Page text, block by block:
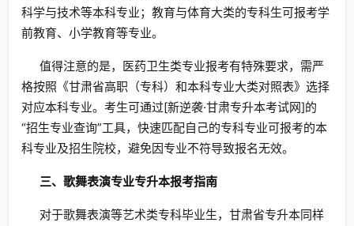
科学与技术等本科专业；教育与体育大类的专科生可报考学
前教育、小学教育等专业。
值得注意的是，医药卫生类专业报考有特殊要求，需严
格按照《甘肃省高职（专科）和本科专业大类对照表》选择
对应本科专业。考生可通过[新逆袭·甘肃专升本考试网]的
“招生专业查询”工具，快速匹配自己的专科专业可报考的本
科专业及招生院校，避免因专业不符导致报名无效。
三、歌舞表演专业专升本报考指南
对于歌舞表演等艺术类专科毕业生，甘肃省专升本同样